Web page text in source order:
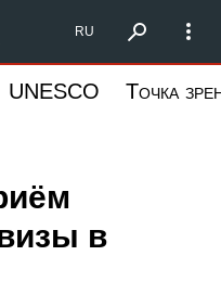
Северо-Запад
RU
UNESCO Точка
в